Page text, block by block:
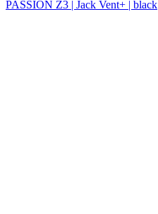
PASSION Z3 | Jack Vent+ | black